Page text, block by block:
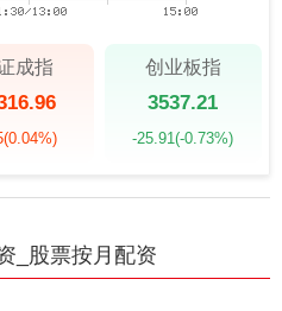
成指
(0.04%)
创业板指
3537.21
-25.91(-0.73%)
_股票按月配资